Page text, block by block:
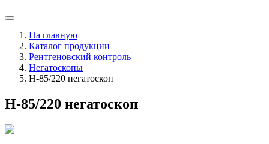
На главную
Каталог продукции
Рентгеновский контроль
Негатоскопы
Н-85/220 негатоскоп
Н-85/220 негатоскоп